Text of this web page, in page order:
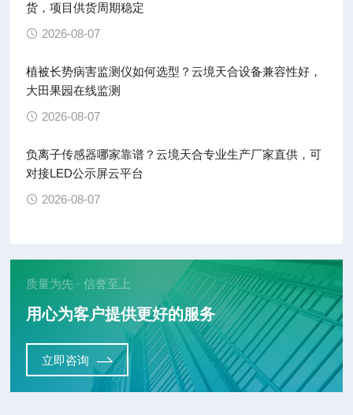
货，项目供货周期稳定
2026-08-07
植被长势病害监测仪如何选型？云境天合设备兼容性好，
大田果园在线监测
2026-08-07
负离子传感器哪家靠谱？云境天合专业生产厂家直供，可
对接LED公示屏云平台
2026-08-07
质量为先 · 信誉至上
用心为客户提供更好的服务
立即咨询